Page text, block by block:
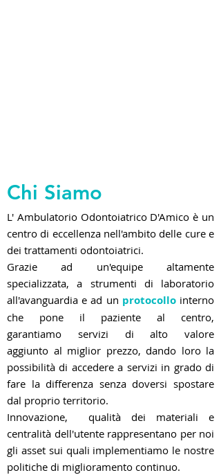
IL CENTRO
Chi Siamo
L' Ambulatorio Odontoiatrico D'Amico è un
centro di eccellenza nell'ambito delle cure e
dei trattamenti odontoiatrici.
Grazie ad un'equipe altamente
specializzata, a strumenti di laboratorio
all'avanguardia e ad un protocollointerno
che pone il paziente al centro,
garantiamo servizi di alto valore
aggiunto al miglior prezzo, dando loro la
possibilità di accedere a servizi in grado di
fare la differenza senza doversi spostare
dal proprio territorio.
Innovazione, qualità dei materiali e
centralità dell'utente rappresentano per noi
gli asset sui quali implementiamo le nostre
politiche di miglioramento continuo.